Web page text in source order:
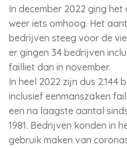
In december 2022 ging
weer iets omhoog. Het
bedrijven steeg voor de
er gingen 34 bedrijven
failliet dan in november.
In heel 2022 zijn dus 2.144
inclusief eenmanszaken
een na laagste aantal
1981. Bedrijven konden in
gebruik maken van